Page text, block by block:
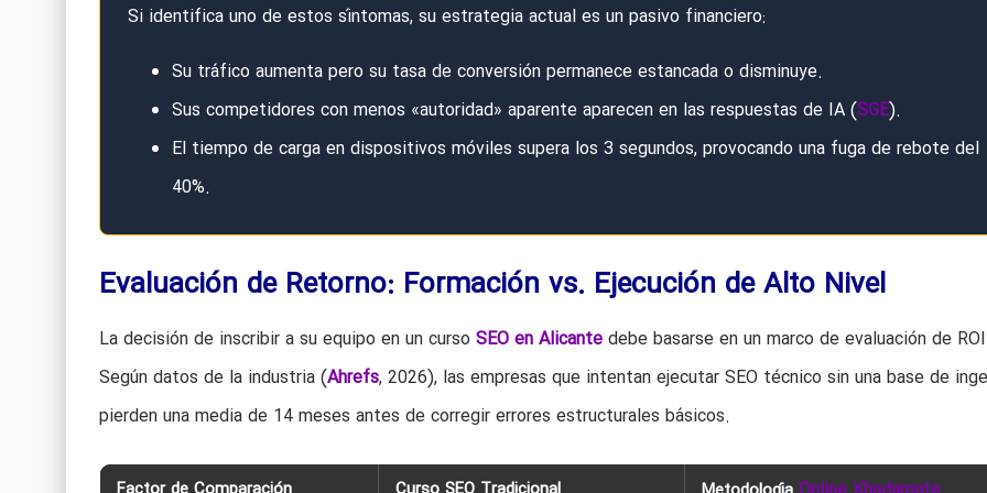
Si identifica uno de estos síntomas, su estrategia actual es un pasivo financiero:
Su tráfico aumenta pero su tasa de conversión permanece estancada o disminuye.
Sus competidores con menos «autoridad» aparente aparecen en las respuestas de IA (SGE).
El tiempo de carga en dispositivos móviles supera los 3 segundos, provocando una fuga de rebote del
40%.
Evaluación de Retorno: Formación vs. Ejecución de Alto Nivel
La decisión de inscribir a su equipo en un curso SEO en Alicantedebe basarse en un marco de evaluación de
Según datos de la industria (Ahrefs, 2026), las empresas que intentan ejecutar SEO técnico sin una base de
pierden una media de 14 meses antes de corregir errores estructurales básicos.